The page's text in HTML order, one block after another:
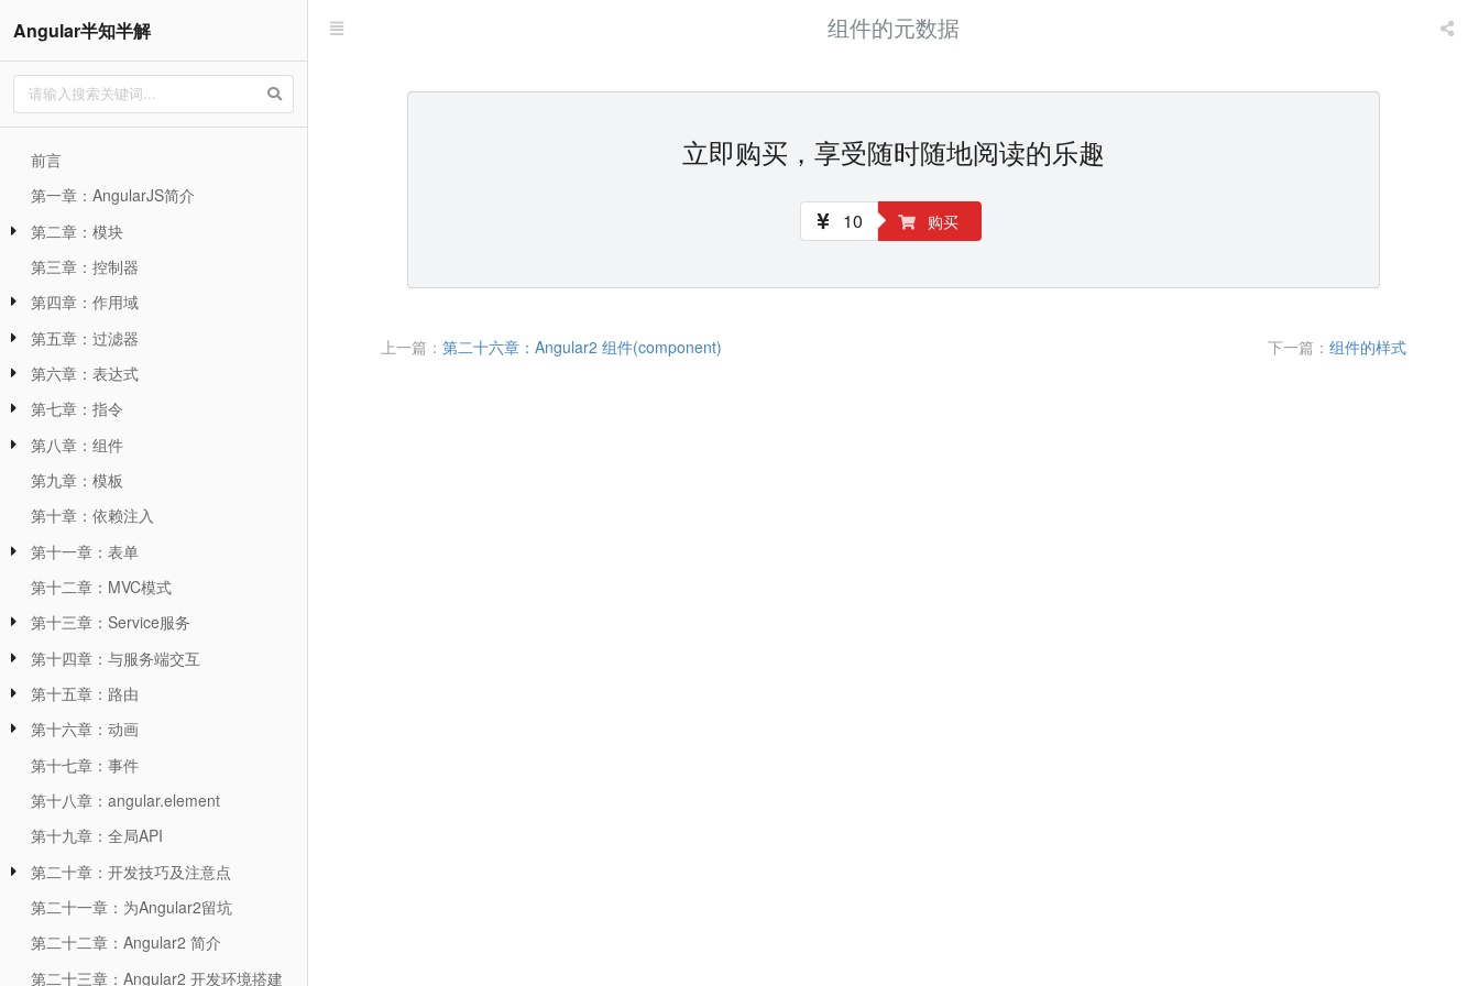
Angular半知半解
前言
第一章：AngularJS简介
第二章：模块
第三章：控制器
第四章：作用域
第五章：过滤器
第六章：表达式
第七章：指令
第八章：组件
第九章：模板
第十章：依赖注入
第十一章：表单
第十二章：MVC模式
第十三章：Service服务
第十四章：与服务端交互
第十五章：路由
第十六章：动画
第十七章：事件
第十八章：angular.element
第十九章：全局API
第二十章：开发技巧及注意点
第二十一章：为Angular2留坑
第二十二章：Angular2 简介
第二十三章：Angular2 开发环境搭建
组件的元数据
立即购买，享受随时随地阅读的乐趣
10 购买
上一篇： 第二十六章：Angular2 组件(component) 下一篇： 组件的样式